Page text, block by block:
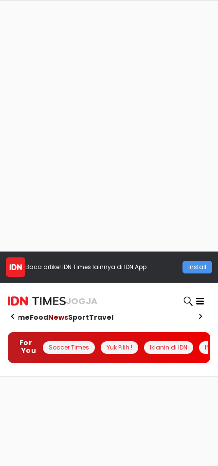
Baca artikel IDN Times lainnya di IDN App Install
JOGJA
HomeFoodNewsSportTravel
For
You
Soccer Times Yuk Pilih ! Iklanin di IDN